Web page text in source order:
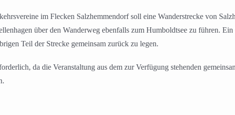
im Flecken Salzhemmendorf soll eine Wanderstrecke von
über den Wanderweg ebenfalls zum Humboldtsee zu führen.
Teil der Strecke gemeinsam zurück zu legen.
da die Veranstaltung aus dem zur Verfügung stehenden